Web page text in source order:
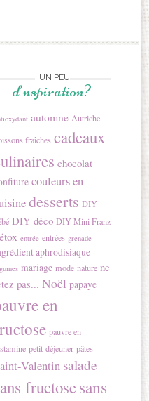
UN PEU
d’nspiration?
automne Autriche
fraîches cadeaux
chocolat
couleurs en
desserts DIY
DIY déco DIY Mini Franz
entrée entrées grenade
aphrodisiaque
mariage mode nature ne
pas... Noël papaye
en
pauvre en
petit-déjeuner pâtes
Valentin salade
fructosesans